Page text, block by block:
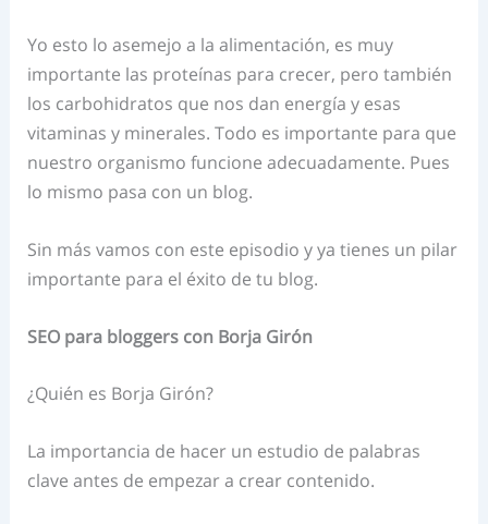
Yo esto lo asemejo a la alimentación, es muy
importante las proteínas para crecer, pero también
los carbohidratos que nos dan energía y esas
vitaminas y minerales. Todo es importante para que
nuestro organismo funcione adecuadamente. Pues
lo mismo pasa con un blog.
Sin más vamos con este episodio y ya tienes un pilar
importante para el éxito de tu blog.
SEO para bloggers con Borja Girón
¿Quién es Borja Girón?
La importancia de hacer un estudio de palabras
clave antes de empezar a crear contenido.